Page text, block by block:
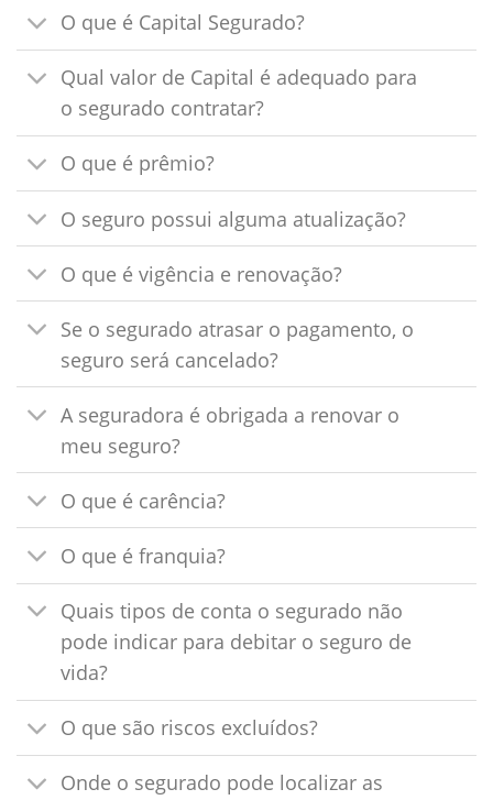
O que é Capital Segurado?
Qual valor de Capital é adequado para
o segurado contratar?
O que é prêmio?
O seguro possui alguma atualização?
O que é vigência e renovação?
Se o segurado atrasar o pagamento, o
seguro será cancelado?
A seguradora é obrigada a renovar o
meu seguro?
O que é carência?
O que é franquia?
Quais tipos de conta o segurado não
pode indicar para debitar o seguro de
vida?
O que são riscos excluídos?
Onde o segurado pode localizar as